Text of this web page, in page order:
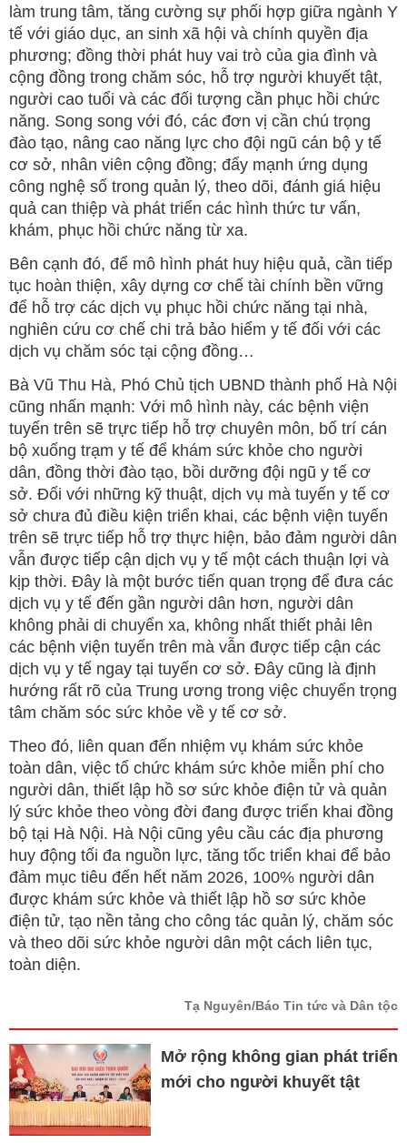
làm trung tâm, tăng cường sự phối hợp giữa ngành Y
tế với giáo dục, an sinh xã hội và chính quyền địa
phương; đồng thời phát huy vai trò của gia đình và
cộng đồng trong chăm sóc, hỗ trợ người khuyết tật,
người cao tuổi và các đối tượng cần phục hồi chức
năng. Song song với đó, các đơn vị cần chú trọng
đào tạo, nâng cao năng lực cho đội ngũ cán bộ y tế
cơ sở, nhân viên cộng đồng; đẩy mạnh ứng dụng
công nghệ số trong quản lý, theo dõi, đánh giá hiệu
quả can thiệp và phát triển các hình thức tư vấn,
khám, phục hồi chức năng từ xa.
Bên cạnh đó, để mô hình phát huy hiệu quả, cần tiếp
tục hoàn thiện, xây dựng cơ chế tài chính bền vững
để hỗ trợ các dịch vụ phục hồi chức năng tại nhà,
nghiên cứu cơ chế chi trả bảo hiểm y tế đối với các
dịch vụ chăm sóc tại cộng đồng…
Bà Vũ Thu Hà, Phó Chủ tịch UBND thành phố Hà Nội
cũng nhấn mạnh: Với mô hình này, các bệnh viện
tuyến trên sẽ trực tiếp hỗ trợ chuyên môn, bố trí cán
bộ xuống trạm y tế để khám sức khỏe cho người
dân, đồng thời đào tạo, bồi dưỡng đội ngũ y tế cơ
sở. Đối với những kỹ thuật, dịch vụ mà tuyến y tế cơ
sở chưa đủ điều kiện triển khai, các bệnh viện tuyến
trên sẽ trực tiếp hỗ trợ thực hiện, bảo đảm người dân
vẫn được tiếp cận dịch vụ y tế một cách thuận lợi và
kịp thời. Đây là một bước tiến quan trọng để đưa các
dịch vụ y tế đến gần người dân hơn, người dân
không phải di chuyển xa, không nhất thiết phải lên
các bệnh viện tuyến trên mà vẫn được tiếp cận các
dịch vụ y tế ngay tại tuyến cơ sở. Đây cũng là định
hướng rất rõ của Trung ương trong việc chuyển trọng
tâm chăm sóc sức khỏe về y tế cơ sở.
Theo đó, liên quan đến nhiệm vụ khám sức khỏe
toàn dân, việc tổ chức khám sức khỏe miễn phí cho
người dân, thiết lập hồ sơ sức khỏe điện tử và quản
lý sức khỏe theo vòng đời đang được triển khai đồng
bộ tại Hà Nội. Hà Nội cũng yêu cầu các địa phương
huy động tối đa nguồn lực, tăng tốc triển khai để bảo
đảm mục tiêu đến hết năm 2026, 100% người dân
được khám sức khỏe và thiết lập hồ sơ sức khỏe
điện tử, tạo nền tảng cho công tác quản lý, chăm sóc
và theo dõi sức khỏe người dân một cách liên tục,
toàn diện.
Tạ Nguyên/Báo Tin tức và Dân tộc
Mở rộng không gian phát triển
mới cho người khuyết tật